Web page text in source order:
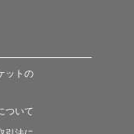
ットの
ついて